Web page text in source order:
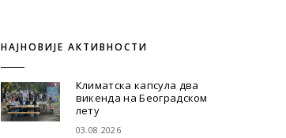
НАЈНОВИЈЕ АКТИВНОСТИ
Климатска капсула два
викенда на Београдском
лету
03.08.2026